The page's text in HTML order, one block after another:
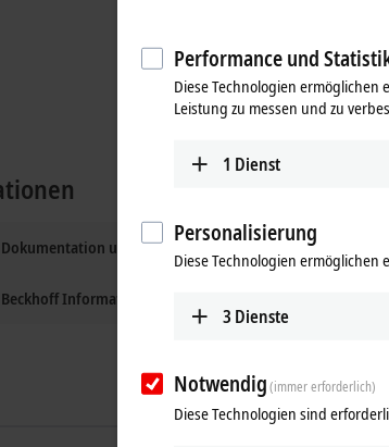
Dokumentation und Downloads
Beckhoff Information System
Ähnliche Produkte
Performance und
Diese Technologien ermöglichen
Leistung zu messen und zu
1 Dienst
Personalisierung
Diese Technologien
3 Dienste
Notwendig(immer erforderlich)
Diese Technologien sind